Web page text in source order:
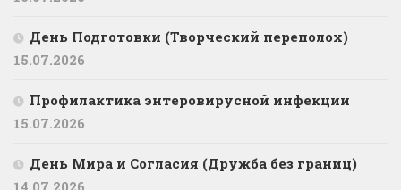
День Подготовки (Творческий переполох)
15.07.2026
Профилактика энтеровирусной инфекции
15.07.2026
День Мира и Согласия (Дружба без границ)
14.07.2026